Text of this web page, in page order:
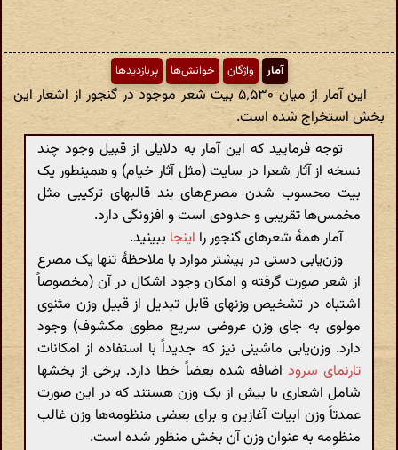
آمار واژگان خوانش‌ها پربازدیدها
این آمار از میان ۵٬۵۳۰ بیت شعر موجود در گنجور از اشعار این
بخش استخراج شده است.
توجه فرمایید که این آمار به دلایلی از قبیل وجود چند
نسخه از آثار شعرا در سایت (مثل آثار خیام) و همینطور یک
بیت محسوب شدن مصرع‌های بند قالبهای ترکیبی مثل
مخمس‌ها تقریبی و حدودی است و افزونگی دارد.
آمار همهٔ شعرهای گنجور را اینجا ببینید.
وزن‌یابی دستی در بیشتر موارد با ملاحظهٔ تنها یک مصرع
از شعر صورت گرفته و امکان وجود اشکال در آن (مخصوصاً
اشتباه در تشخیص وزنهای قابل تبدیل از قبیل وزن مثنوی
مولوی به جای وزن عروضی سریع مطوی مکشوف) وجود
دارد. وزن‌یابی ماشینی نیز که جدیداً با استفاده از امکانات
تارنمای سرود اضافه شده بعضاً خطا دارد. برخی از بخشها
شامل اشعاری با بیش از یک وزن هستند که در این صورت
عمدتاً وزن ابیات آغازین و برای بعضی منظومه‌ها وزن غالب
منظومه به عنوان وزن آن بخش منظور شده است.